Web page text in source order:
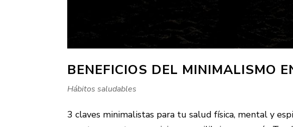
BENEFICIOS DEL MINIMALISMO
Hábitos saludables
3 claves minimalistas para tu salud física, mental y